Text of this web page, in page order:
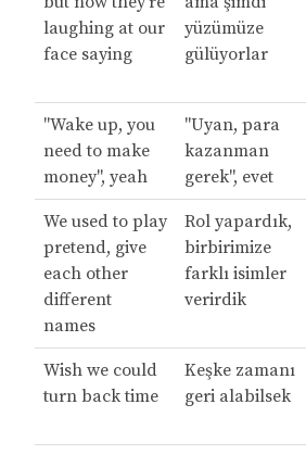
laughing at our
face saying
yüzümüze
gülüyorlar
"Wake up, you
need to make
money", yeah
"Uyan, para
kazanman
gerek", evet
We used to play
pretend, give
each other
different
names
Rol yapardık,
birbirimize
farklı isimler
verirdik
Wish we could
turn back time
Keşke zamanı
geri alabilsek